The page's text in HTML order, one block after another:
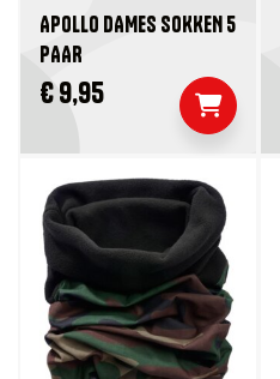
APOLLO DAMES SOKKEN 5
PAAR
€ 9,95